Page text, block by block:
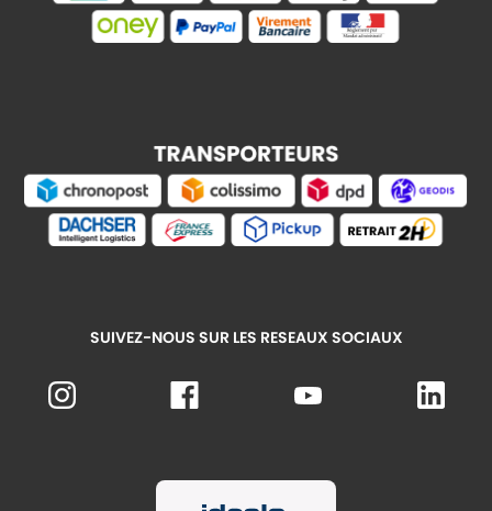
SUIVEZ-NOUS SUR LES RESEAUX SOCIAUX